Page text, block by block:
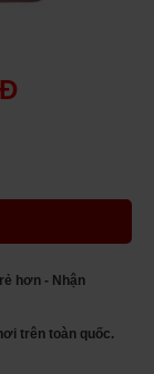
hơn - Nhận
trên toàn quốc.